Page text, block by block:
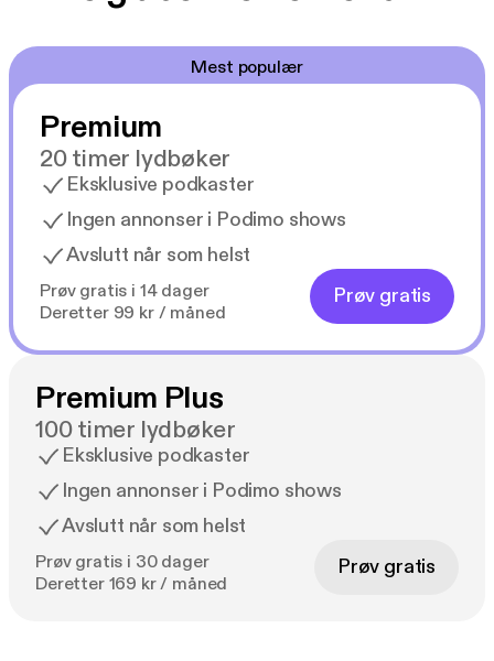
Mest populær
Premium
20 timer lydbøker
Eksklusive podkaster
Ingen annonser i Podimo shows
Avslutt når som helst
Prøv gratis i 14 dager
Deretter 99 kr / måned
Prøv gratis
Premium Plus
100 timer lydbøker
Eksklusive podkaster
Ingen annonser i Podimo shows
Avslutt når som helst
Prøv gratis i 30 dager
Deretter 169 kr / måned
Prøv gratis